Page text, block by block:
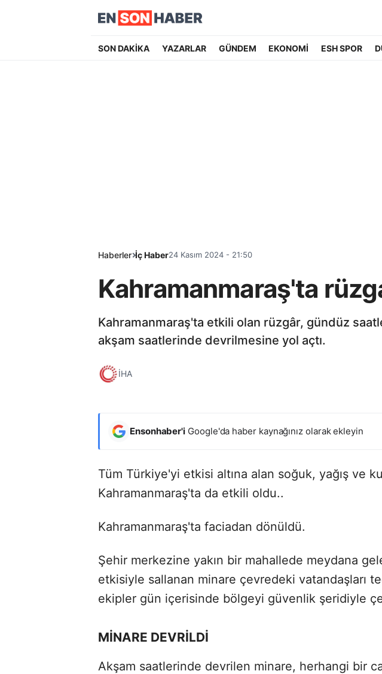
SON DAKİKA YAZARLAR GÜNDEM EKONOMİ ESH SPOR
Haberler İç Haber24 Kasım 2024 - 21:50
Kahramanmaraş'ta
Kahramanmaraş'ta etkili olan rüzgâr, gündüz
akşam saatlerinde devrilmesine yol açtı.
İHA
Ensonhaber'i Google'da haber kaynağınız olarak ekleyin
Tüm Türkiye'yi etkisi altına alan soğuk, yağış ve
Kahramanmaraş'ta da etkili oldu..
Kahramanmaraş'ta faciadan dönüldü.
Şehir merkezine yakın bir mahallede meydana
etkisiyle sallanan minare çevredeki vatandaşları
ekipler gün içerisinde bölgeyi güvenlik şeridiyle
MİNARE DEVRİLDİ
Akşam saatlerinde devrilen minare, herhangi bir